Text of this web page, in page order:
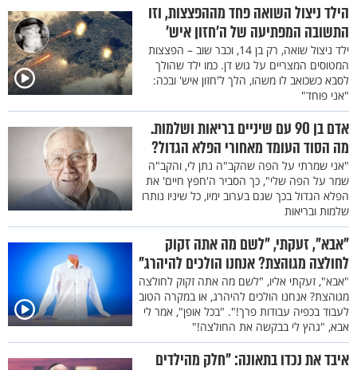
הילד ניצול השואה פחד מההפצצות, וזו
התשובה המפתיעה של ה’חזון איש’
ילד ניצול שואה, רק בן 14, וכבר שוב – הפצצות
המטוסים המצריים על גוש דן. כמו ילד שהולך
לסבא כשכואב לו משהו, הלך ל'חזון איש' ובכה:
"אני פוחד"
אדם בן 90 עם שיניים בריאות ושלמות.
מה הסוד העומד מאחורי הפלא הגדול?
"אני שמרתי על הפה שהקב"ה נתן לי, והקב"ה
שמר על הפה שלי", כך הסביר ה'חפץ חיים' את
הפלא הגדול בכך שגם בערוב ימיו, כל שיניו נותרו
שלמות ובריאות
"אבא", זעקתי, "לשם מה אתה זקוק
לחולצה מגוהצת? אנחנו הולכים להיהרג"
"אבא", זעקתי אליו, "לשם מה אתה זקוק לחולצה
מגוהצת? אנחנו הולכים להיהרג, או במקרה הטוב
לעבוד בכפיה עבודות פרך!". "בכל אופן", אמר לי
אבא, "גהץ לי בבקשה את החולצה!"
איבד את נכדו בתאונה: "חלק מהילדים